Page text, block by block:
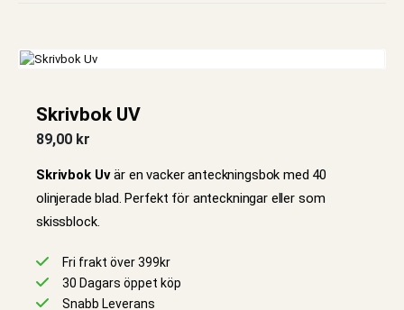
Skrivbok UV
89,00 kr
Skrivbok Uvär en vacker anteckningsbok med 40
olinjerade blad. Perfekt för anteckningar eller som
skissblock.
Fri frakt över 399kr
30 Dagars öppet köp
Snabb Leverans